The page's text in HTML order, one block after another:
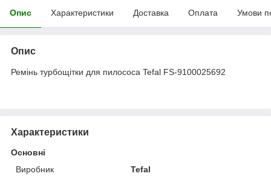
Опис Характеристики Доставка Оплата Умови
Опис
Ремінь турбощітки для пилососа Tefal FS-9100025692
Характеристики
Основні
Виробник
Tefal